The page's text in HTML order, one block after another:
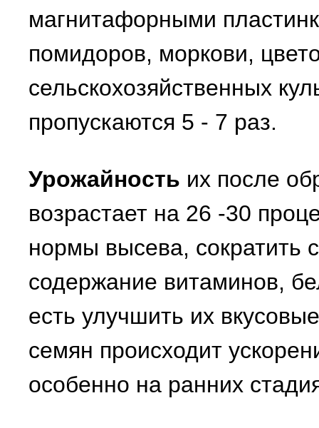
магнитафорными
помидоров, моркови,
сельскохозяйственных
пропускаются 5 - 7 раз.
Урожайность их после
возрастает на 26 -30
нормы высева, сократить
содержание витаминов,
есть улучшить их
семян происходит
особенно на ранних